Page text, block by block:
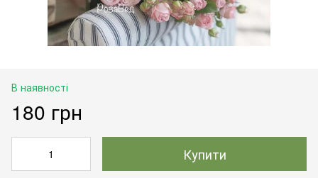
В наявності
180 грн
Купити